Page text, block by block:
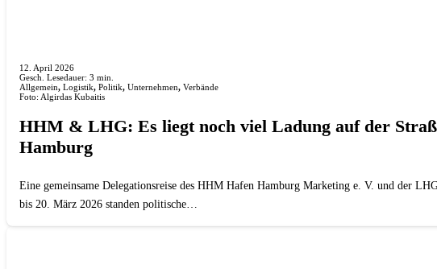
12. April 2026
Gesch. Lesedauer: 3 min.
Allgemein, Logistik, Politik, Unternehmen, Verbände
Foto: Algirdas Kubaitis
HHM & LHG: Es liegt noch viel Ladung auf der
Hamburg
Eine gemeinsame Delegationsreise des HHM Hafen Hamburg Marketing e. V. und der
bis 20. März 2026 standen politische…